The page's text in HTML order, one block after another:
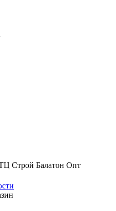
ТЦ Строй Балатон Опт